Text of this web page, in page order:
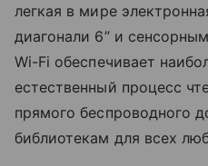
легкая в мире
диагонали 6’’ и
Wi-Fi обеспечивает
естественный процесс
прямого беспроводного
библиотекам для всех